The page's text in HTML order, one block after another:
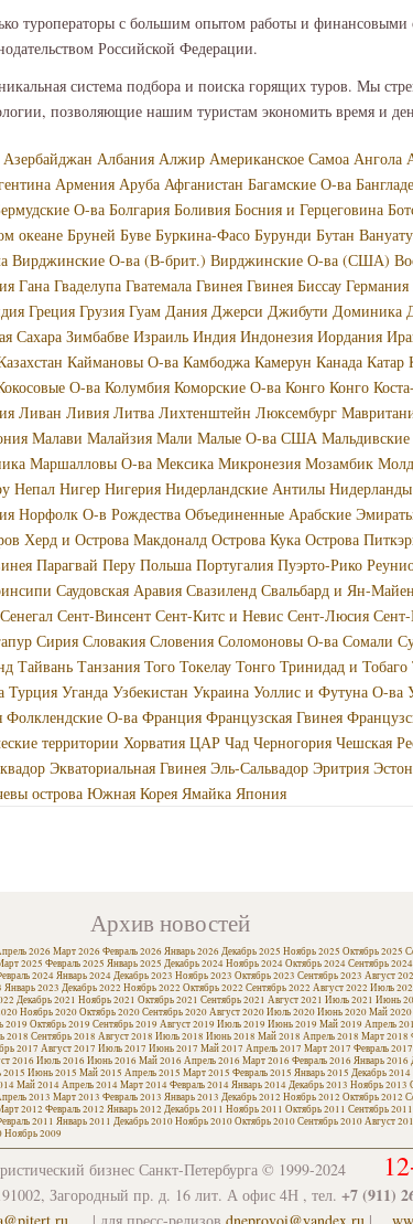
туроператоры с большим опытом работы и финансовыми
Российской Федерации.
система подбора и поиска горящих туров. Мы
позволяющие нашим туристам экономить время и
Азербайджан Албания Алжир Американское Самоа Ангола
Армения Аруба Афганистан Багамские О-ва
О-ва Болгария Боливия Босния и Герцеговина
океане Бруней Буве Буркина-Фасо Бурунди Бутан Вануату
Вирджинские О-ва (В-брит.) Вирджинские О-ва (США)
Гана Гваделупа Гватемала Гвинея Гвинея Биссау Германия
Греция Грузия Гуам Дания Джерси Джибути Доминика
Сахара Зимбабве Израиль Индия Индонезия Иордания
Каймановы О-ва Камбоджа Камерун Канада Катар
О-ва Колумбия Коморские О-ва Конго Конго
Ливан Ливия Литва Лихтенштейн Люксембург
Малави Малайзия Мали Малые О-ва США
Маршалловы О-ва Мексика Микронезия Мозамбик
Непал Нигер Нигерия Нидерландские Антилы Нидерланды
Норфолк О-в Рождества Объединенные Арабские
Херд и Острова Макдоналд Острова Кука Острова
Парагвай Перу Польша Португалия Пуэрто-Рико
Саудовская Аравия Свазиленд Свальбард и Ян-Майен
Сенегал Сент-Винсент Сент-Китс и Невис Сент-Люсия
Сирия Словакия Словения Соломоновы О-ва Сомали
Тайвань Танзания Того Токелау Тонго Тринидад и Тобаго
Турция Уганда Узбекистан Украина Уоллис и Футуна О-ва
Фолклендские О-ва Франция Французская Гвинея
территории Хорватия ЦАР Чад Черногория Чешская
Экваториальная Гвинея Эль-Сальвадор Эритрия
острова Южная Корея Ямайка Япония
Архив новостей
2026 Март 2026 Февраль 2026 Январь 2026 Декабрь 2025 Ноябрь 2025 Октябрь 2025
2025 Февраль 2025 Январь 2025 Декабрь 2024Ноябрь 2024Октябрь 2024Сентябрь 2024
2024Январь 2024Декабрь 2023 Ноябрь 2023 Октябрь 2023 Сентябрь 2023 Август
Январь 2023 Декабрь 2022 Ноябрь 2022 Октябрь 2022 Сентябрь 2022 Август 2022 Июль
Декабрь 2021 Ноябрь 2021 Октябрь 2021 Сентябрь 2021 Август 2021 Июль 2021 Июнь
Ноябрь 2020Октябрь 2020Сентябрь 2020Август 2020Июль 2020Июнь 2020Май 2020
2019 Октябрь 2019 Сентябрь 2019 Август 2019 Июль 2019 Июнь 2019 Май 2019 Апрель
2018 Сентябрь 2018 Август 2018 Июль 2018 Июнь 2018 Май 2018 Апрель 2018 Март 2018
2017 Август 2017 Июль 2017 Июнь 2017 Май 2017 Апрель 2017 Март 2017 Февраль 2017
2016 Июль 2016 Июнь 2016 Май 2016 Апрель 2016 Март 2016 Февраль 2016 Январь 2016
Июнь 2015 Май 2015 Апрель 2015 Март 2015 Февраль 2015 Январь 2015 Декабрь 2014
Май 2014Апрель 2014Март 2014Февраль 2014Январь 2014Декабрь 2013 Ноябрь 2013
2013 Март 2013 Февраль 2013 Январь 2013 Декабрь 2012 Ноябрь 2012 Октябрь 2012
2012 Февраль 2012 Январь 2012 Декабрь 2011 Ноябрь 2011 Октябрь 2011 Сентябрь 2011
2011 Январь 2011 Декабрь 2010Ноябрь 2010Октябрь 2010Сентябрь 2010Август
Ноябрь 2009
бизнес Санкт-Петербурга © 1999-2024
Загородный пр. д. 16 лит. А офис 4Н , тел. +7 (911)
| для пресс-релизов dneprovoi@yandex.ru |